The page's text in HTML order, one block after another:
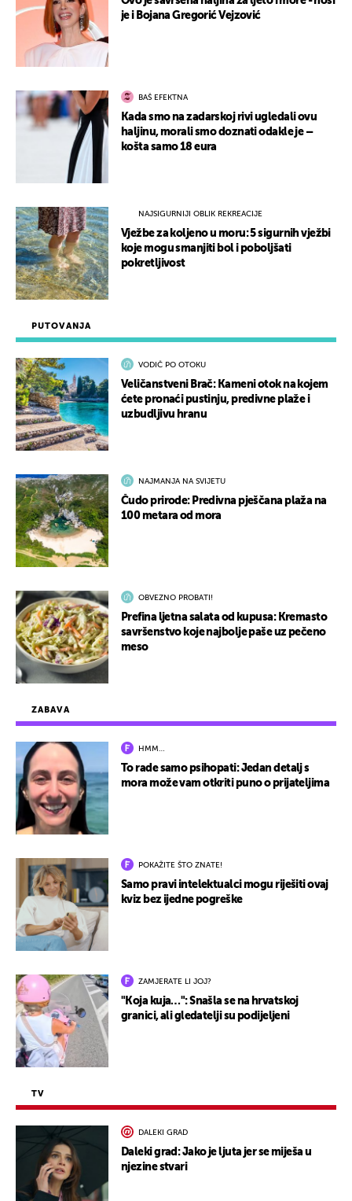
ZABAVA
HMM…
To rade samo psihopati: Jedan detalj s
mora može vam otkriti puno o prijateljima
POKAŽITE ŠTO ZNATE!
Samo pravi intelektualci mogu riješiti ovaj
kviz bez ijedne pogreške
ZAMJERATE LI JOJ?
"Koja kuja…": Snašla se na hrvatskoj
granici, ali gledatelji su podijeljeni
TV
DALEKI GRAD
Daleki grad: Jako je ljuta jer se miješa u
njezine stvari
PUTOVANJA
VODIČ PO OTOKU
Veličanstveni Brač: Kameni otok na kojem
ćete pronaći pustinju, predivne plaže i
uzbudljivu hranu
NAJMANJA NA SVIJETU
Čudo prirode: Predivna pješčana plaža na
100 metara od mora
OBVEZNO PROBATI!
Prefina ljetna salata od kupusa: Kremasto
savršenstvo koje najbolje paše uz pečeno
meso
je i Bojana Gregorić Vejzović
BAŠ EFEKTNA
Kada smo na zadarskoj rivi ugledali ovu
haljinu, morali smo doznati odakle je –
košta samo 18 eura
NAJSIGURNIJI OBLIK REKREACIJE
Vježbe za koljeno u moru: 5 sigurnih vježbi
koje mogu smanjiti bol i poboljšati
pokretljivost